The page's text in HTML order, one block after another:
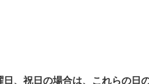
、祝日の場合は、これらの日